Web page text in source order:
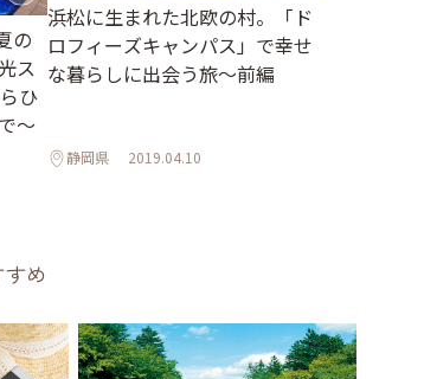
の
ス
ひ
～
浜松に生まれた北欧の村。「ド
ロフィーズキャンパス」で幸せ
な暮らしに出会う旅～前編
静岡県 2019.04.10
め